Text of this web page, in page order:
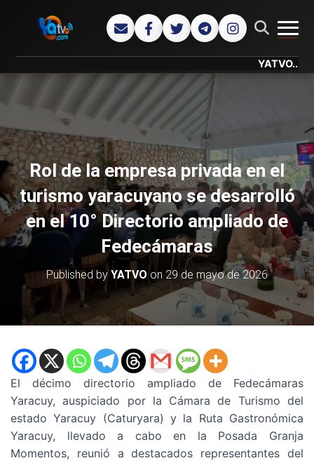
YATVO... Tu
Rol de la empresa privada en el
turismo yaracuyano se desarrolló
en el 10° Directorio ampliado de
Fedecámaras
Published by YATVO on 29 de mayo de 2026
El décimo directorio ampliado de Fedecámaras
Yaracuy, auspiciado por la Cámara de Turismo del
estado Yaracuy (Caturyara) y la Ruta Gastronómica
Yaracuy, llevado a cabo en la Posada Granja
Momentos, reunió a destacados representantes del